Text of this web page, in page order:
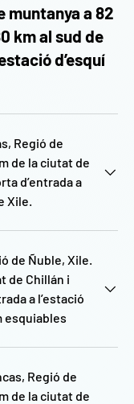
muntanya a 82
km al sud de
d’esquí
Regió de
de la ciutat de
d’entrada a
Xile.
de Ñuble, Xile.
de Chillán i
a l’estació
esquiables
Regió de
de la ciutat de